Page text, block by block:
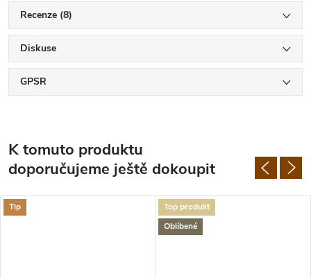
Recenze (8)
Diskuse
GPSR
K tomuto produktu
doporučujeme ještě dokoupit
Tip
Top produkt
Oblíbené